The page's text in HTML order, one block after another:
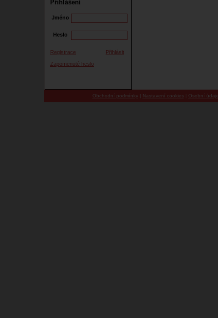
Přihlášení
Jméno
Heslo
Registrace
Přihlásit
Zapomenuté heslo
Obchodní podmínky| Nastavení cookies | Osobní